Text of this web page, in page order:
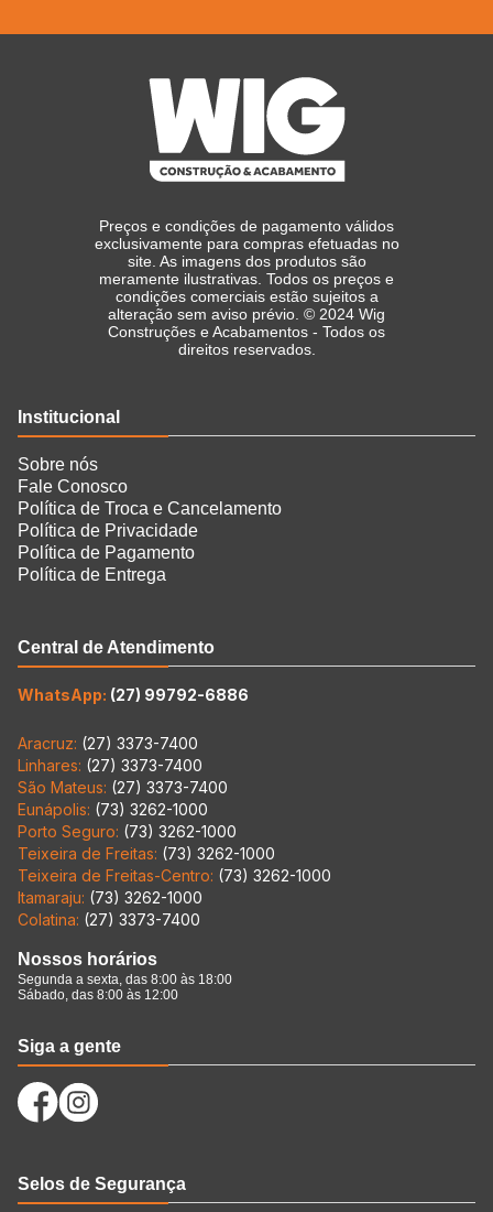
Preços e condições de pagamento válidos
exclusivamente para compras efetuadas no
site. As imagens dos produtos são
meramente ilustrativas. Todos os preços e
condições comerciais estão sujeitos a
alteração sem aviso prévio. © 2024 Wig
Construções e Acabamentos - Todos os
direitos reservados.
Institucional
Sobre nós
Fale Conosco
Política de Troca e Cancelamento
Política de Privacidade
Política de Pagamento
Política de Entrega
Central de Atendimento
WhatsApp: (27) 99792-6886
Aracruz: (27) 3373-7400
Linhares: (27) 3373-7400
São Mateus: (27) 3373-7400
Eunápolis: (73) 3262-1000
Porto Seguro: (73) 3262-1000
Teixeira de Freitas: (73) 3262-1000
Teixeira de Freitas-Centro: (73) 3262-1000
Itamaraju: (73) 3262-1000
Colatina: (27) 3373-7400
Nossos horários
Segunda a sexta, das 8:00 às 18:00
Sábado, das 8:00 às 12:00
Siga a gente
Selos de Segurança